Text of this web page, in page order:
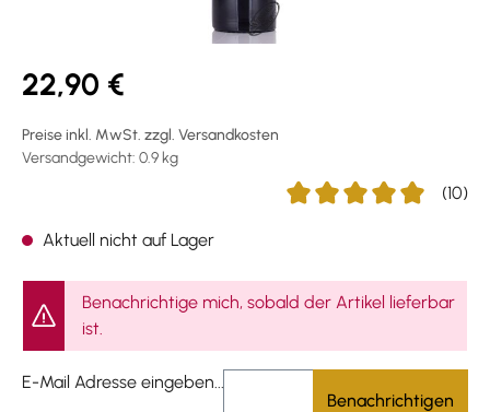
22,90 €
Preise inkl. MwSt. zzgl. Versandkosten
Versandgewicht: 0.9 kg
(10)
Aktuell nicht auf Lager
Benachrichtige mich, sobald der Artikel lieferbar
ist.
E-Mail Adresse eingeben...
Benachrichtigen